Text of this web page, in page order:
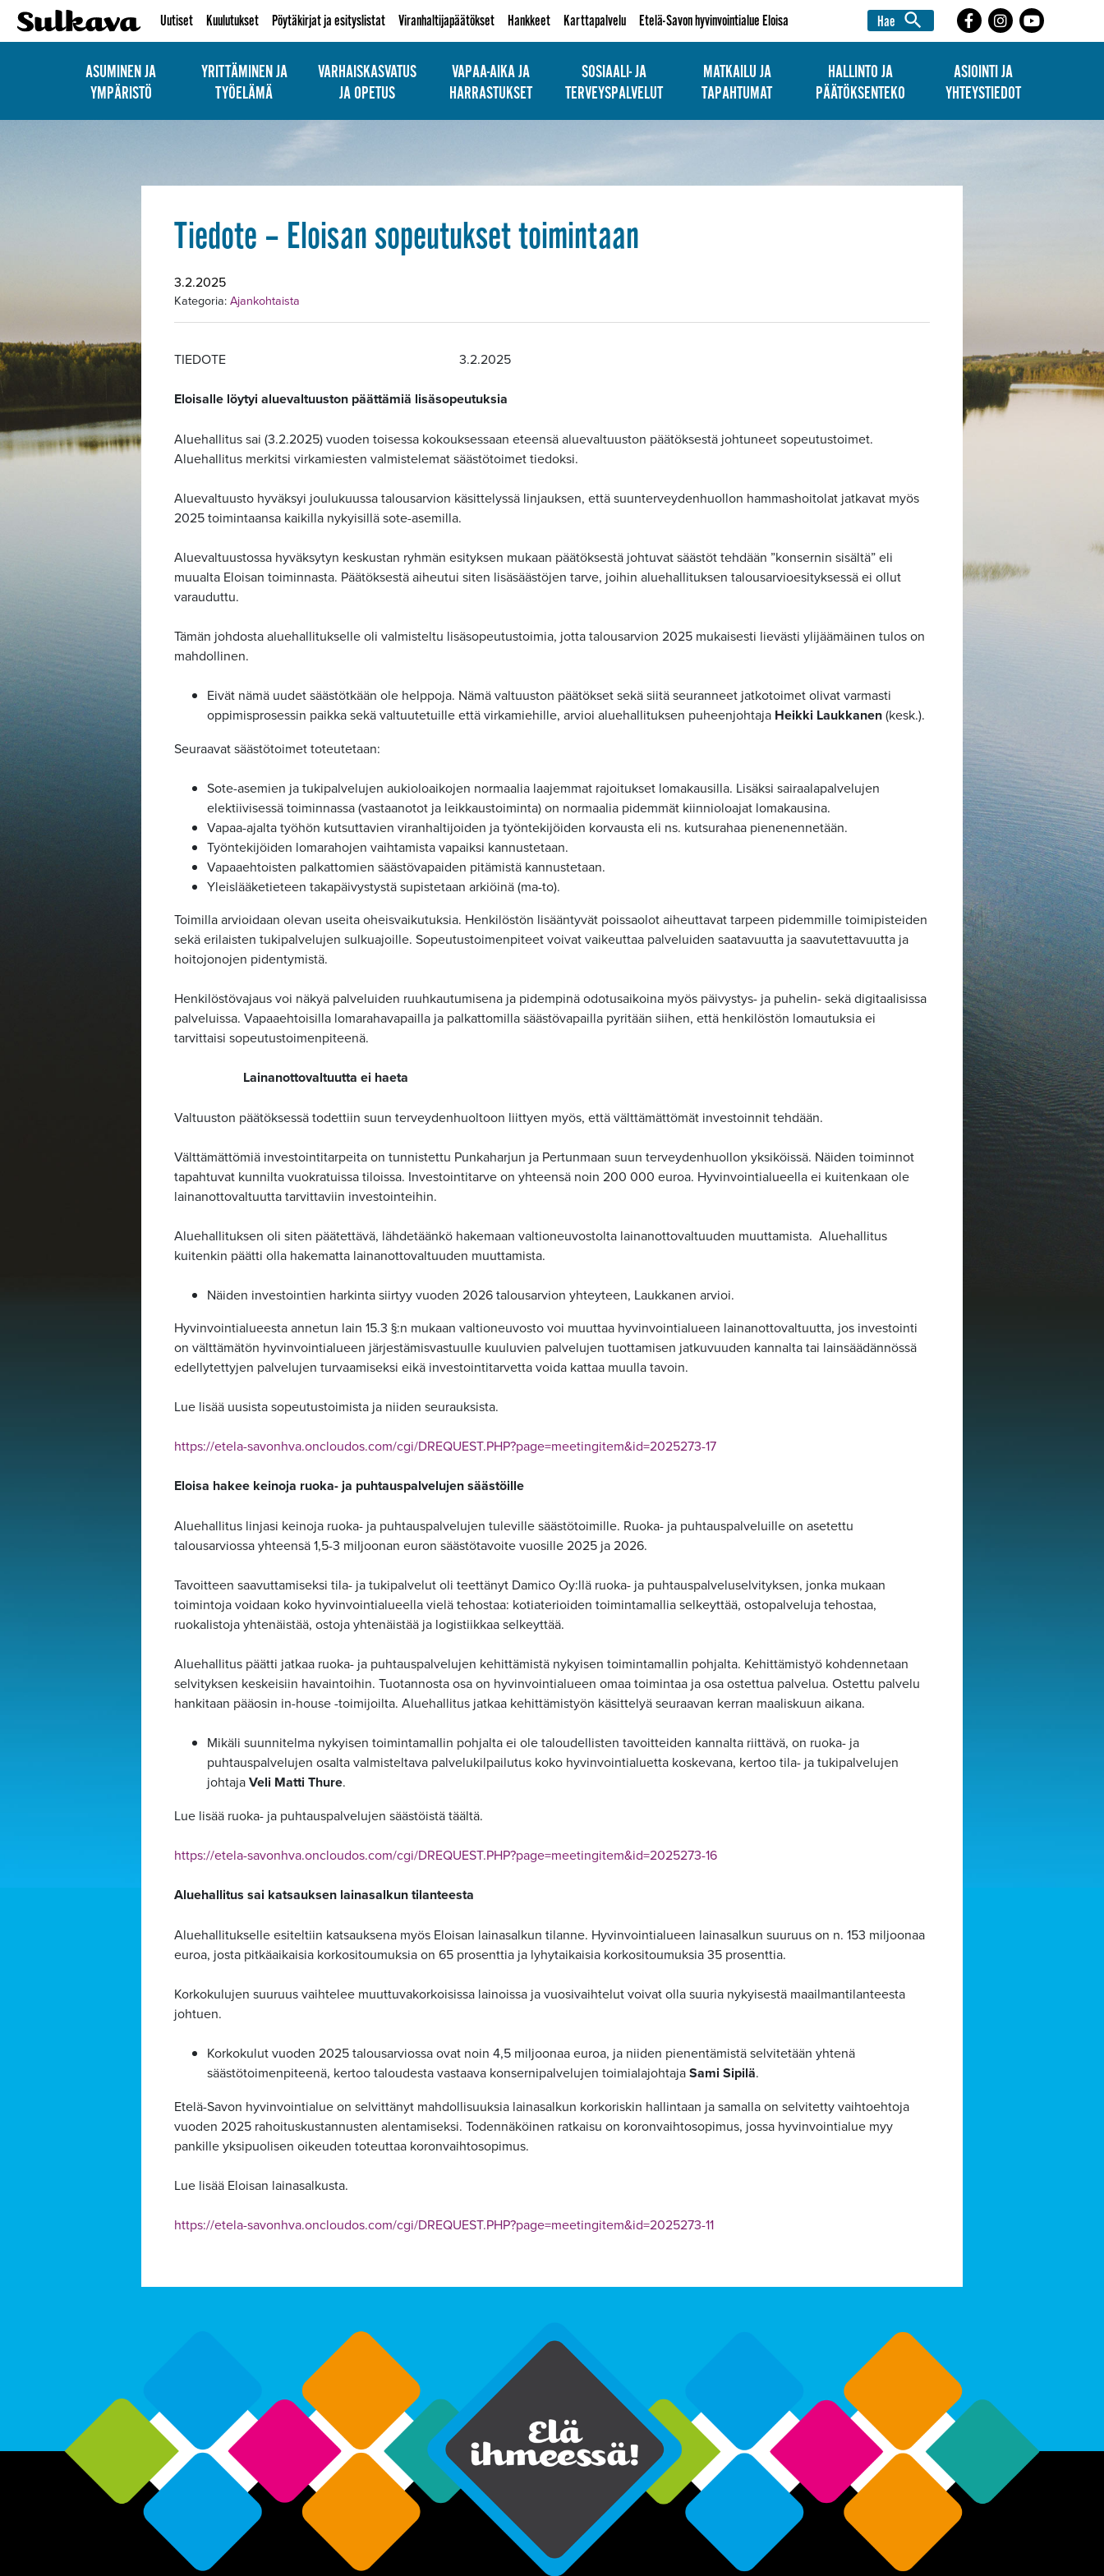
Uutiset Kuulutukset Pöytäkirjat ja esityslistat Viranhaltijapäätökset Hankkeet Karttapalvelu Etelä-Savon hyvinvointialue Eloisa Hae search
ASUMINEN JA
YMPÄRISTÖ
YRITTÄMINEN JA
TYÖELÄMÄ
VARHAISKASVATUS
JA OPETUS
VAPAA-AIKA JA
HARRASTUKSET
SOSIAALI- JA
TERVEYSPALVELUT
MATKAILU JA
TAPAHTUMAT
HALLINTO JA
PÄÄTÖKSENTEKO
ASIOINTI JA
YHTEYSTIEDOT
Tiedote – Eloisan sopeutukset toimintaan
3.2.2025
Kategoria:Ajankohtaista
TIEDOTE 3.2.2025
Eloisalle löytyi aluevaltuuston päättämiä lisäsopeutuksia
Aluehallitus sai (3.2.2025) vuoden toisessa kokouksessaan eteensä aluevaltuuston päätöksestä johtuneet sopeutustoimet.
Aluehallitus merkitsi virkamiesten valmistelemat säästötoimet tiedoksi.
Aluevaltuusto hyväksyi joulukuussa talousarvion käsittelyssä linjauksen, että suunterveydenhuollon hammashoitolat jatkavat myös
2025 toimintaansa kaikilla nykyisillä sote-asemilla.
Aluevaltuustossa hyväksytyn keskustan ryhmän esityksen mukaan päätöksestä johtuvat säästöt tehdään ”konsernin sisältä” eli
muualta Eloisan toiminnasta. Päätöksestä aiheutui siten lisäsäästöjen tarve, joihin aluehallituksen talousarvioesityksessä ei ollut
varauduttu.
Tämän johdosta aluehallitukselle oli valmisteltu lisäsopeutustoimia, jotta talousarvion 2025 mukaisesti lievästi ylijäämäinen tulos on
mahdollinen.
Eivät nämä uudet säästötkään ole helppoja. Nämä valtuuston päätökset sekä siitä seuranneet jatkotoimet olivat varmasti
oppimisprosessin paikka sekä valtuutetuille että virkamiehille, arvioi aluehallituksen puheenjohtaja Heikki Laukkanen(kesk.).
Seuraavat säästötoimet toteutetaan:
Sote-asemien ja tukipalvelujen aukioloaikojen normaalia laajemmat rajoitukset lomakausilla. Lisäksi sairaalapalvelujen
elektiivisessä toiminnassa (vastaanotot ja leikkaustoiminta) on normaalia pidemmät kiinnioloajat lomakausina.
Vapaa-ajalta työhön kutsuttavien viranhaltijoiden ja työntekijöiden korvausta eli ns. kutsurahaa pienenennetään.
Työntekijöiden lomarahojen vaihtamista vapaiksi kannustetaan.
Vapaaehtoisten palkattomien säästövapaiden pitämistä kannustetaan.
Yleislääketieteen takapäivystystä supistetaan arkiöinä (ma-to).
Toimilla arvioidaan olevan useita oheisvaikutuksia. Henkilöstön lisääntyvät poissaolot aiheuttavat tarpeen pidemmille toimipisteiden
sekä erilaisten tukipalvelujen sulkuajoille. Sopeutustoimenpiteet voivat vaikeuttaa palveluiden saatavuutta ja saavutettavuutta ja
hoitojonojen pidentymistä.
Henkilöstövajaus voi näkyä palveluiden ruuhkautumisena ja pidempinä odotusaikoina myös päivystys- ja puhelin- sekä digitaalisissa
palveluissa. Vapaaehtoisilla lomarahavapailla ja palkattomilla säästövapailla pyritään siihen, että henkilöstön lomautuksia ei
tarvittaisi sopeutustoimenpiteenä.
Lainanottovaltuutta ei haeta
Valtuuston päätöksessä todettiin suun terveydenhuoltoon liittyen myös, että välttämättömät investoinnit tehdään.
Välttämättömiä investointitarpeita on tunnistettu Punkaharjun ja Pertunmaan suun terveydenhuollon yksiköissä. Näiden toiminnot
tapahtuvat kunnilta vuokratuissa tiloissa. Investointitarve on yhteensä noin 200 000 euroa. Hyvinvointialueella ei kuitenkaan ole
lainanottovaltuutta tarvittaviin investointeihin.
Aluehallituksen oli siten päätettävä, lähdetäänkö hakemaan valtioneuvostolta lainanottovaltuuden muuttamista. Aluehallitus
kuitenkin päätti olla hakematta lainanottovaltuuden muuttamista.
Näiden investointien harkinta siirtyy vuoden 2026 talousarvion yhteyteen, Laukkanen arvioi.
Hyvinvointialueesta annetun lain 15.3 §:n mukaan valtioneuvosto voi muuttaa hyvinvointialueen lainanottovaltuutta, jos investointi
on välttämätön hyvinvointialueen järjestämisvastuulle kuuluvien palvelujen tuottamisen jatkuvuuden kannalta tai lainsäädännössä
edellytettyjen palvelujen turvaamiseksi eikä investointitarvetta voida kattaa muulla tavoin.
Lue lisää uusista sopeutustoimista ja niiden seurauksista.
https://etela-savonhva.oncloudos.com/cgi/DREQUEST.PHP?page=meetingitem&id=2025273-17
Eloisa hakee keinoja ruoka- ja puhtauspalvelujen säästöille
Aluehallitus linjasi keinoja ruoka- ja puhtauspalvelujen tuleville säästötoimille. Ruoka- ja puhtauspalveluille on asetettu
talousarviossa yhteensä 1,5-3 miljoonan euron säästötavoite vuosille 2025 ja 2026.
Tavoitteen saavuttamiseksi tila- ja tukipalvelut oli teettänyt Damico Oy:llä ruoka- ja puhtauspalveluselvityksen, jonka mukaan
toimintoja voidaan koko hyvinvointialueella vielä tehostaa: kotiaterioiden toimintamallia selkeyttää, ostopalveluja tehostaa,
ruokalistoja yhtenäistää, ostoja yhtenäistää ja logistiikkaa selkeyttää.
Aluehallitus päätti jatkaa ruoka- ja puhtauspalvelujen kehittämistä nykyisen toimintamallin pohjalta. Kehittämistyö kohdennetaan
selvityksen keskeisiin havaintoihin. Tuotannosta osa on hyvinvointialueen omaa toimintaa ja osa ostettua palvelua. Ostettu palvelu
hankitaan pääosin in-house -toimijoilta. Aluehallitus jatkaa kehittämistyön käsittelyä seuraavan kerran maaliskuun aikana.
Mikäli suunnitelma nykyisen toimintamallin pohjalta ei ole taloudellisten tavoitteiden kannalta riittävä, on ruoka- ja
puhtauspalvelujen osalta valmisteltava palvelukilpailutus koko hyvinvointialuetta koskevana, kertoo tila- ja tukipalvelujen
johtajaVeli Matti Thure.
Lue lisää ruoka- ja puhtauspalvelujen säästöistä täältä.
https://etela-savonhva.oncloudos.com/cgi/DREQUEST.PHP?page=meetingitem&id=2025273-16
Aluehallitus sai katsauksen lainasalkun tilanteesta
Aluehallitukselle esiteltiin katsauksena myös Eloisan lainasalkun tilanne. Hyvinvointialueen lainasalkun suuruus on n. 153 miljoonaa
euroa, josta pitkäaikaisia korkositoumuksia on 65 prosenttia ja lyhytaikaisia korkositoumuksia 35 prosenttia.
Korkokulujen suuruus vaihtelee muuttuvakorkoisissa lainoissa ja vuosivaihtelut voivat olla suuria nykyisestä maailmantilanteesta
johtuen.
Korkokulut vuoden 2025 talousarviossa ovat noin 4,5 miljoonaa euroa, ja niiden pienentämistä selvitetään yhtenä
säästötoimenpiteenä, kertoo taloudesta vastaava konsernipalvelujen toimialajohtajaSami Sipilä.
Etelä-Savon hyvinvointialue on selvittänyt mahdollisuuksia lainasalkun korkoriskin hallintaan ja samalla on selvitetty vaihtoehtoja
vuoden 2025 rahoituskustannusten alentamiseksi. Todennäköinen ratkaisu on koronvaihtosopimus, jossa hyvinvointialue myy
pankille yksipuolisen oikeuden toteuttaa koronvaihtosopimus.
Lue lisää Eloisan lainasalkusta.
https://etela-savonhva.oncloudos.com/cgi/DREQUEST.PHP?page=meetingitem&id=2025273-11